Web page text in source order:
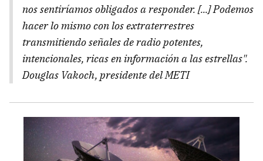
nos sentiríamos obligados a responder. [...] Podemos
hacer lo mismo con los extraterrestres
transmitiendo señales de radio potentes,
intencionales, ricas en información a las estrellas".
Douglas Vakoch, presidente del METI